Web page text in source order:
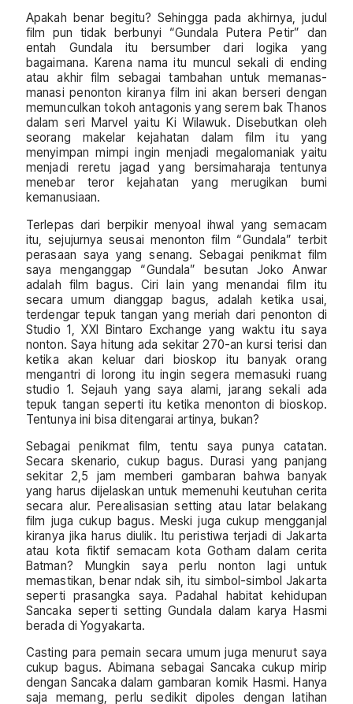
Apakah benar begitu? Sehingga pada akhirnya, judul
film pun tidak berbunyi “Gundala Putera Petir” dan
entah Gundala itu bersumber dari logika yang
bagaimana. Karena nama itu muncul sekali di ending
atau akhir film sebagai tambahan untuk memanas-
manasi penonton kiranya film ini akan berseri dengan
memunculkan tokoh antagonis yang serem bak Thanos
dalam seri Marvel yaitu Ki Wilawuk. Disebutkan oleh
seorang makelar kejahatan dalam film itu yang
menyimpan mimpi ingin menjadi megalomaniak yaitu
menjadi reretu jagad yang bersimaharaja tentunya
menebar teror kejahatan yang merugikan bumi
kemanusiaan.
Terlepas dari berpikir menyoal ihwal yang semacam
itu, sejujurnya seusai menonton film “Gundala” terbit
perasaan saya yang senang. Sebagai penikmat film
saya menganggap “Gundala” besutan Joko Anwar
adalah film bagus. Ciri lain yang menandai film itu
secara umum dianggap bagus, adalah ketika usai,
terdengar tepuk tangan yang meriah dari penonton di
Studio 1, XXI Bintaro Exchange yang waktu itu saya
nonton. Saya hitung ada sekitar 270-an kursi terisi dan
ketika akan keluar dari bioskop itu banyak orang
mengantri di lorong itu ingin segera memasuki ruang
studio 1. Sejauh yang saya alami, jarang sekali ada
tepuk tangan seperti itu ketika menonton di bioskop.
Tentunya ini bisa ditengarai artinya, bukan?
Sebagai penikmat film, tentu saya punya catatan.
Secara skenario, cukup bagus. Durasi yang panjang
sekitar 2,5 jam memberi gambaran bahwa banyak
yang harus dijelaskan untuk memenuhi keutuhan cerita
secara alur. Perealisasian setting atau latar belakang
film juga cukup bagus. Meski juga cukup mengganjal
kiranya jika harus diulik. Itu peristiwa terjadi di Jakarta
atau kota fiktif semacam kota Gotham dalam cerita
Batman? Mungkin saya perlu nonton lagi untuk
memastikan, benar ndak sih, itu simbol-simbol Jakarta
seperti prasangka saya. Padahal habitat kehidupan
Sancaka seperti setting Gundala dalam karya Hasmi
berada di Yogyakarta.
Casting para pemain secara umum juga menurut saya
cukup bagus. Abimana sebagai Sancaka cukup mirip
dengan Sancaka dalam gambaran komik Hasmi. Hanya
saja memang, perlu sedikit dipoles dengan latihan